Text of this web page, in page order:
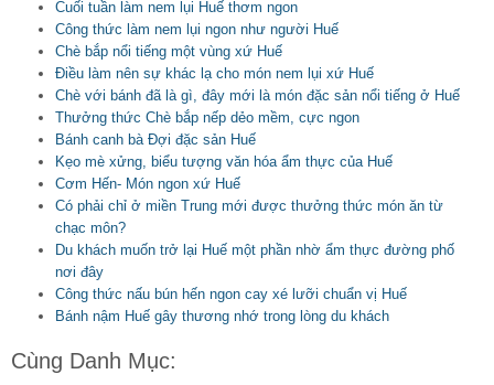
Cuối tuần làm nem lụi Huế thơm ngon
Công thức làm nem lụi ngon như người Huế
Chè bắp nổi tiếng một vùng xứ Huế
Điều làm nên sự khác lạ cho món nem lụi xứ Huế
Chè với bánh đã là gì, đây mới là món đặc sản nổi tiếng ở Huế
Thưởng thức Chè bắp nếp dẻo mềm, cực ngon
Bánh canh bà Đợi đặc sản Huế
Kẹo mè xửng, biểu tượng văn hóa ẩm thực của Huế
Cơm Hến- Món ngon xứ Huế
Có phải chỉ ở miền Trung mới được thưởng thức món ăn từ
chạc môn?
Du khách muốn trở lại Huế một phần nhờ ẩm thực đường phố
nơi đây
Công thức nấu bún hến ngon cay xé lưỡi chuẩn vị Huế
Bánh nậm Huế gây thương nhớ trong lòng du khách
Cùng Danh Mục: